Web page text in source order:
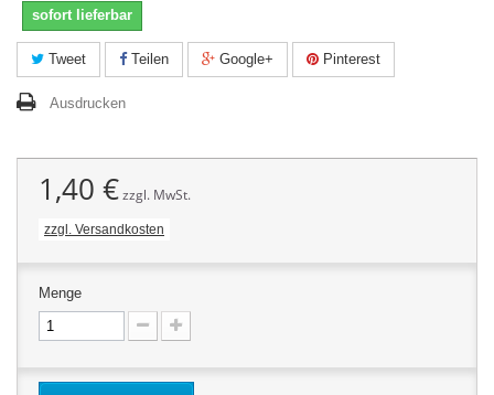
sofort lieferbar
Tweet Teilen Google+ Pinterest
Ausdrucken
1,40 €zzgl. MwSt.
zzgl. Versandkosten
Menge